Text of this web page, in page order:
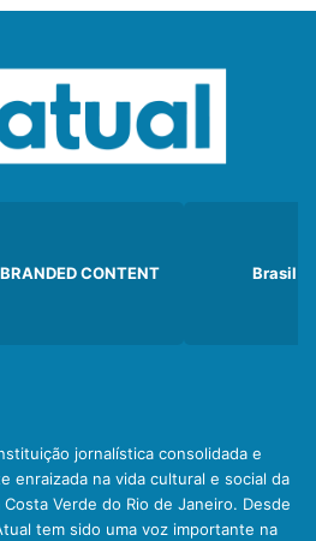
BRANDED CONTENT Brasil
jornalística consolidada e
enraizada na vida cultural e social da
Verde do Rio de Janeiro. Desde
tem sido uma voz importante na